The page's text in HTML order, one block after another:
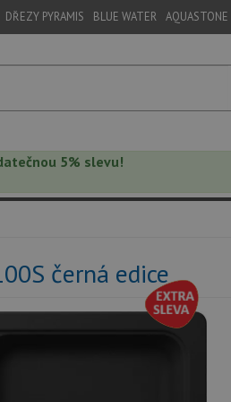
DŘEZY PYRAMIS BLUE WATER AQUASTONE
5% slevu!
černá edice